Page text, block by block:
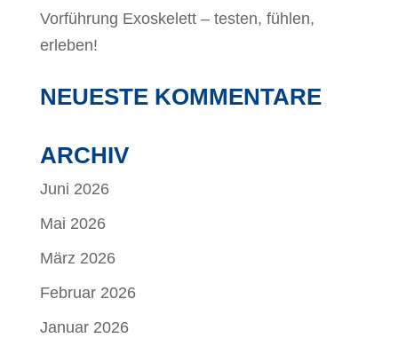
Vorführung Exoskelett – testen, fühlen,
erleben!
NEUESTE KOMMENTARE
ARCHIV
Juni 2026
Mai 2026
März 2026
Februar 2026
Januar 2026